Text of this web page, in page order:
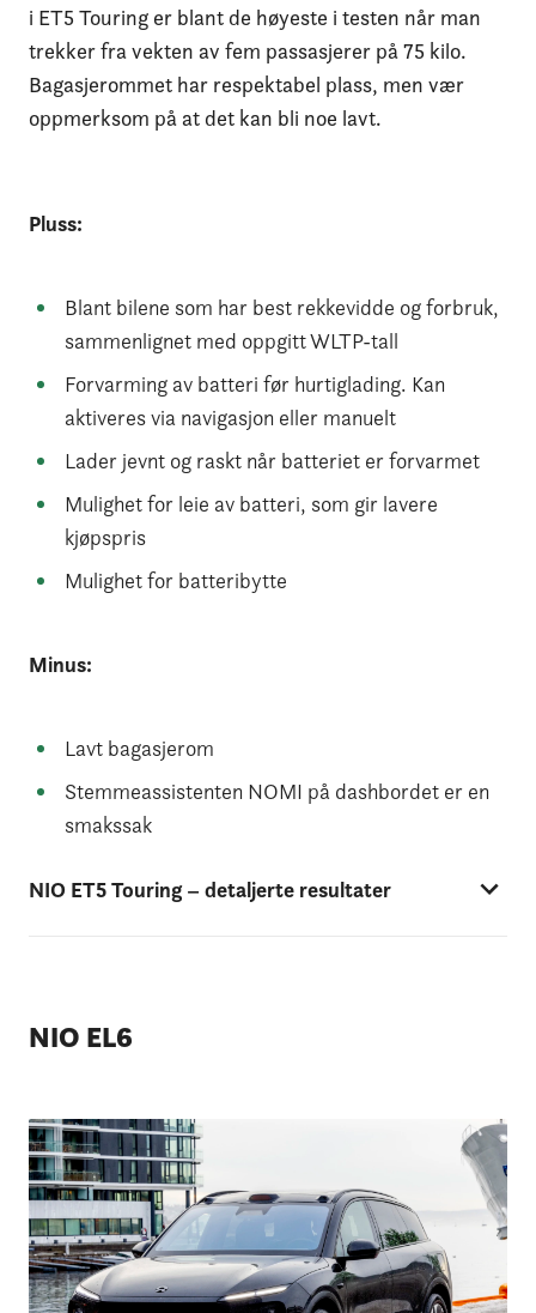
i ET5 Touring er blant de høyeste i testen når man
trekker fra vekten av fem passasjerer på 75 kilo.
Bagasjerommet har respektabel plass, men vær
oppmerksom på at det kan bli noe lavt.
Pluss:
Blant bilene som har best rekkevidde og forbruk,
sammenlignet med oppgitt WLTP-tall
Forvarming av batteri før hurtiglading. Kan
aktiveres via navigasjon eller manuelt
Lader jevnt og raskt når batteriet er forvarmet
Mulighet for leie av batteri, som gir lavere
kjøpspris
Mulighet for batteribytte
Minus:
Lavt bagasjerom
Stemmeassistenten NOMI på dashbordet er en
smakssak
NIO ET5 Touring – detaljerte resultater
NIO EL6